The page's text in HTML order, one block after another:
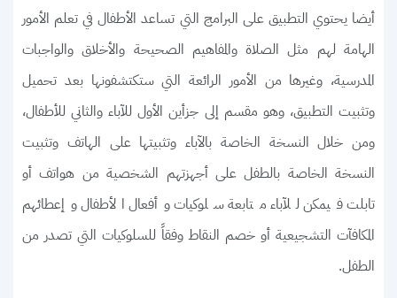
أيضا يحتوي التطبيق على البرامج التي تساعد الأطفال في تعلم الأمور
الهامة لهم مثل الصلاة والمفاهيم الصحيحة والأخلاق والواجبات
المدرسية، وغيرها من الأمور الرائعة التي ستكتشفونها بعد تحميل
وتثبيت التطبيق، وهو مقسم إلى جزأين الأول للآباء والثاني للأطفال،
ومن خلال النسخة الخاصة بالآباء وتثبيتها على الهاتف وتثبيت
النسخة الخاصة بالطفل على أجهزتهم الشخصية من هواتف أو
تابلت فيمكن للآباء متابعة سلوكيات وأفعال الأطفال وإعطائهم
المكافآت التشجيعية أو خصم النقاط وفقاً للسلوكيات التي تصدر من
الطفل.